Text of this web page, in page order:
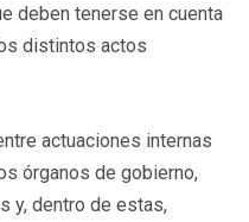
deben tenerse en cuenta
distintos actos
actuaciones internas
órganos de gobierno,
y, dentro de estas,